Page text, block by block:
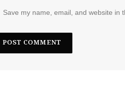
Save my name, email, and website in